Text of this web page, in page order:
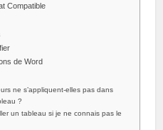
Compatible
de Word
ne s’appliquent-elles pas dans
?
un tableau si je ne connais pas le